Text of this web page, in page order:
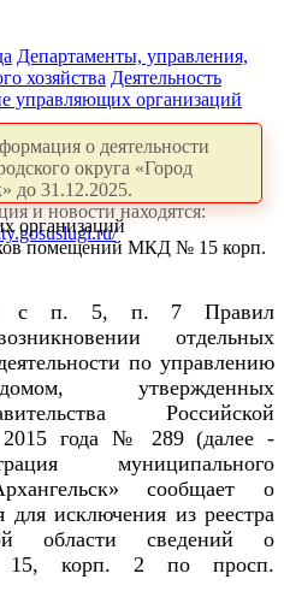
Департаменты, управления,
хозяйства Деятельность
управляющих организаций
о деятельности
округа «Город
до 31.12.2025.
и новости находятся:
организаций
помещений МКД № 15 корп.
с п. 5, п. 7 Правил
отдельных
по управлению
утвержденных
Российской
года № 289 (далее -
муниципального
сообщает о
для исключения из реестра
области сведений о
15, корп. 2 по просп.